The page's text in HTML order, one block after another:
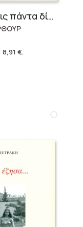
Η τέχνη να έχεις πάντα δίκιο – Άρθουρ Σοπενχάουερ
8,91€.